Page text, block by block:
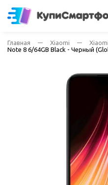
Главная Xiaomi
Note 8 6/64GB Black - Черный